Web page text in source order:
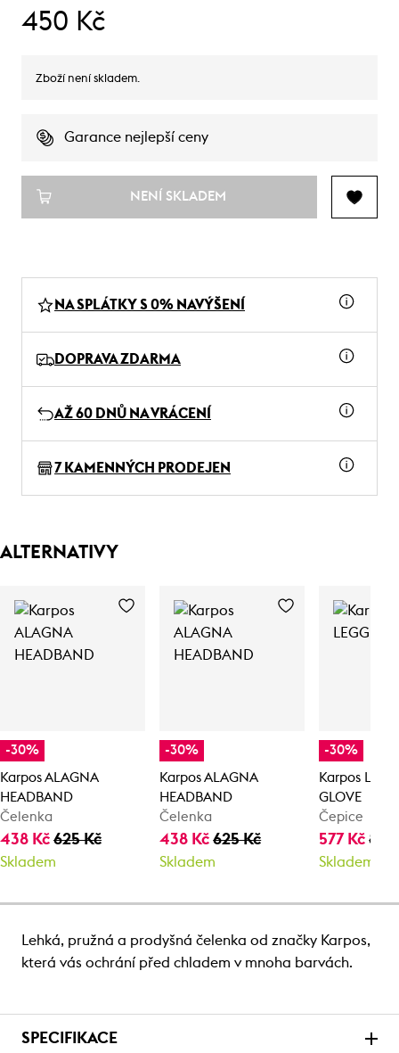
450 Kč
Zboží není skladem.
Garance nejlepší ceny
NENÍ SKLADEM
NA SPLÁTKY S 0% NAVÝŠENÍ
DOPRAVA ZDARMA
AŽ 60 DNŮ NA VRÁCENÍ
7 KAMENNÝCH PRODEJEN
ALTERNATIVY
-30%
Karpos ALAGNA
HEADBAND
Čelenka
438 Kč 625 Kč
Skladem
-30%
Karpos ALAGNA
HEADBAND
Čelenka
438 Kč625 Kč
Skladem
-30%
Karpos
GLOVE
Čepice
577 Kč825
Skladem
Lehká, pružná a prodyšná čelenka od značky Karpos,
která vás ochrání před chladem v mnoha barvách.
SPECIFIKACE